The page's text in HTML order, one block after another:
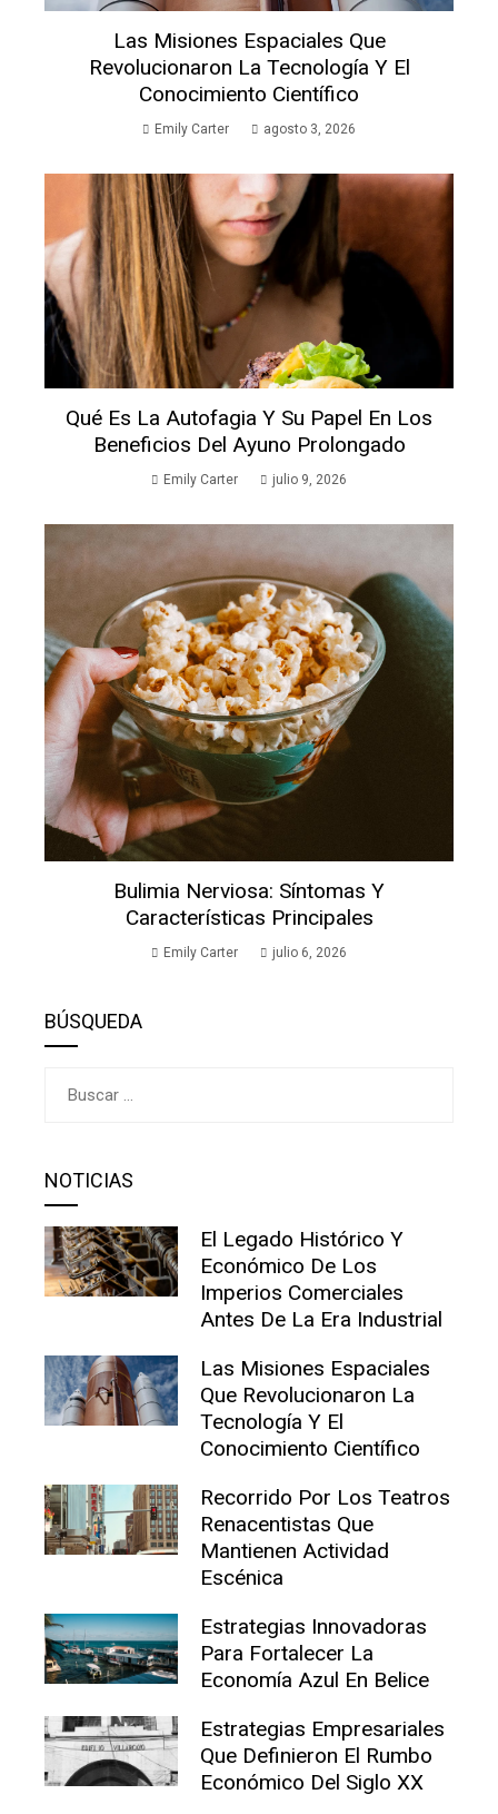
Las Misiones Espaciales Que
Revolucionaron La Tecnología Y El
Conocimiento Científico
Emily Carter agosto 3, 2026
Qué Es La Autofagia Y Su Papel En Los
Beneficios Del Ayuno Prolongado
Emily Carter julio 9, 2026
Bulimia Nerviosa: Síntomas Y
Características Principales
Emily Carter julio 6, 2026
BÚSQUEDA
NOTICIAS
El Legado Histórico Y
Económico De Los
Imperios Comerciales
Antes De La Era Industrial
Las Misiones Espaciales
Que Revolucionaron La
Tecnología Y El
Conocimiento Científico
Recorrido Por Los Teatros
Renacentistas Que
Mantienen Actividad
Escénica
Estrategias Innovadoras
Para Fortalecer La
Economía Azul En Belice
Estrategias Empresariales
Que Definieron El Rumbo
Económico Del Siglo XX